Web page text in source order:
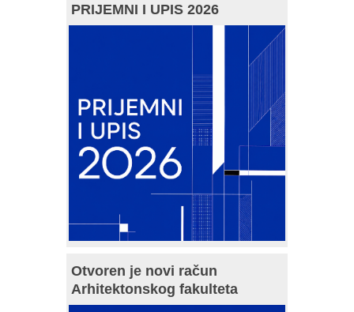
PRIJEMNI I UPIS 2026
Otvoren je novi račun
Arhitektonskog fakulteta